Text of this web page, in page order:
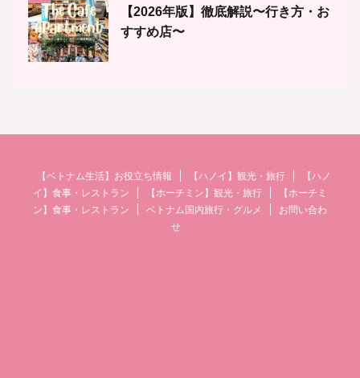
【2026年版】徹底解説〜行き方・お
すすめ店〜
【ベトナム生活】お役立ち情報 【ハノイ】観光・旅行
【ハノ
イ】食事・レストラン
【ホーチミン】観光・旅行
【ホーチミ
ン】食事・レストラン
ベトナム国内旅行・グルメ
お問い合わ
せ